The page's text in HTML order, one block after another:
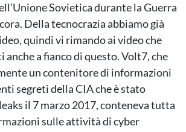
Sovietica durante la Guerra
Della tecnocrazia abbiamo già
quindi vi rimando ai video che
anche a fianco di questo. Volt7, che
un contenitore di informazioni
segreti della CIA che è stato
il 7 marzo 2017, conteneva tutta
sulle attività di cyber